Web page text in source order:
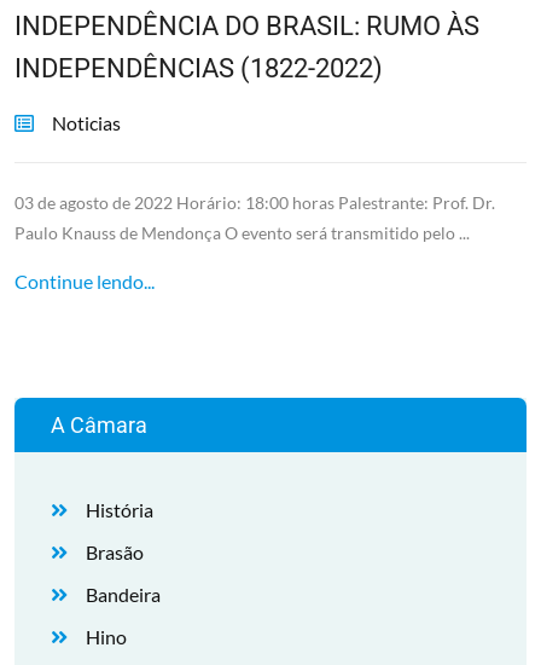
INDEPENDÊNCIA DO BRASIL: RUMO ÀS
INDEPENDÊNCIAS (1822-2022)
Noticias
03 de agosto de 2022 Horário: 18:00 horas Palestrante: Prof. Dr.
Paulo Knauss de Mendonça O evento será transmitido pelo ...
Continue lendo...
A Câmara
História
Brasão
Bandeira
Hino